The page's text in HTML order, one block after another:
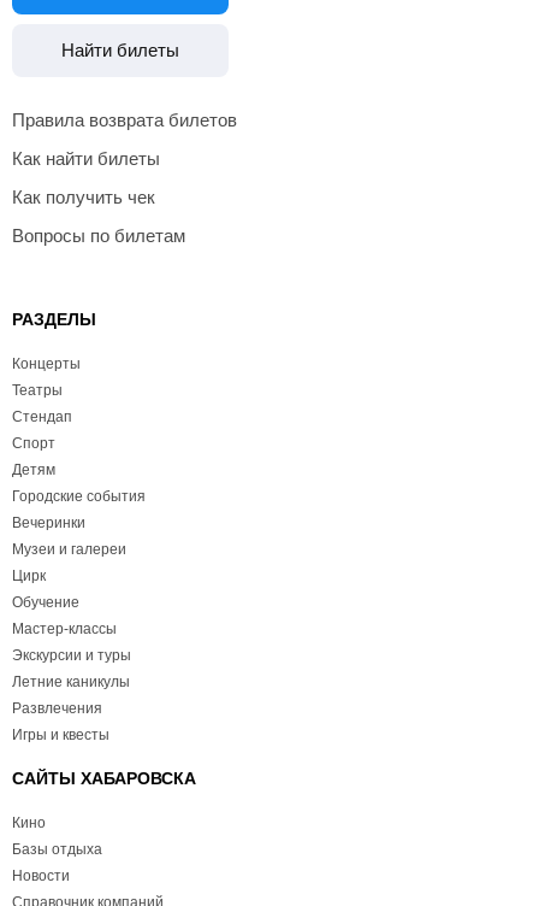
Найти билеты
Правила возврата билетов
Как найти билеты
Как получить чек
Вопросы по билетам
РАЗДЕЛЫ
Концерты
Театры
Стендап
Спорт
Детям
Городские события
Вечеринки
Музеи и галереи
Цирк
Обучение
Мастер-классы
Экскурсии и туры
Летние каникулы
Развлечения
Игры и квесты
САЙТЫ ХАБАРОВСКА
Кино
Базы отдыха
Новости
Справочник компаний